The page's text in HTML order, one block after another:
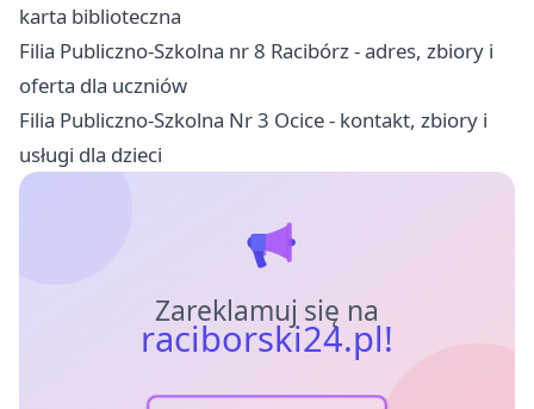
karta biblioteczna
Filia Publiczno-Szkolna nr 8 Racibórz - adres, zbiory i
oferta dla uczniów
Filia Publiczno-Szkolna Nr 3 Ocice - kontakt, zbiory i
usługi dla dzieci
Zareklamuj się na
raciborski24.pl!